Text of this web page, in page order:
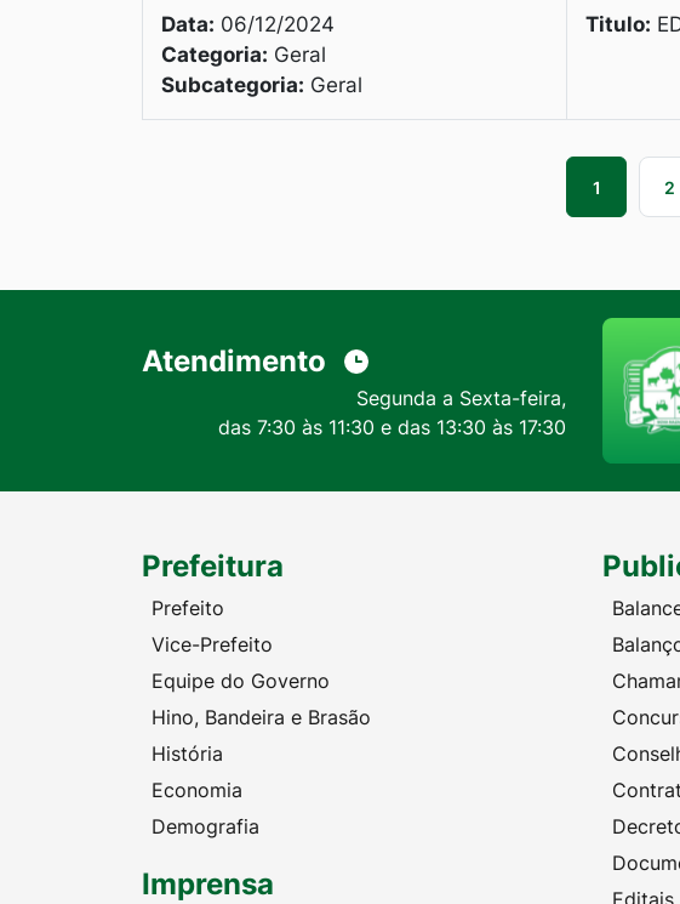
Data: 06/12/2024
Categoria: Geral
Subcategoria: Geral
Titulo:
1 2
Atendimento
Segunda a Sexta-feira,
das 7:30 às 11:30 e das 13:30 às 17:30
Prefeitura
Prefeito
Vice-Prefeito
Equipe do Governo
Hino, Bandeira e Brasão
História
Economia
Demografia
Imprensa
Editais